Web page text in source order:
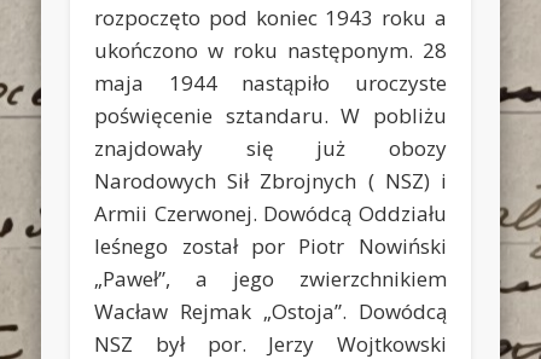
rozpoczęto pod koniec 1943 roku a
ukończono w roku następonym. 28
maja 1944 nastąpiło uroczyste
poświęcenie sztandaru. W pobliżu
znajdowały się już obozy
Narodowych Sił Zbrojnych ( NSZ) i
Armii Czerwonej. Dowódcą Oddziału
leśnego został por Piotr Nowiński
„Paweł”, a jego zwierzchnikiem
Wacław Rejmak „Ostoja”. Dowódcą
NSZ był por. Jerzy Wojtkowski